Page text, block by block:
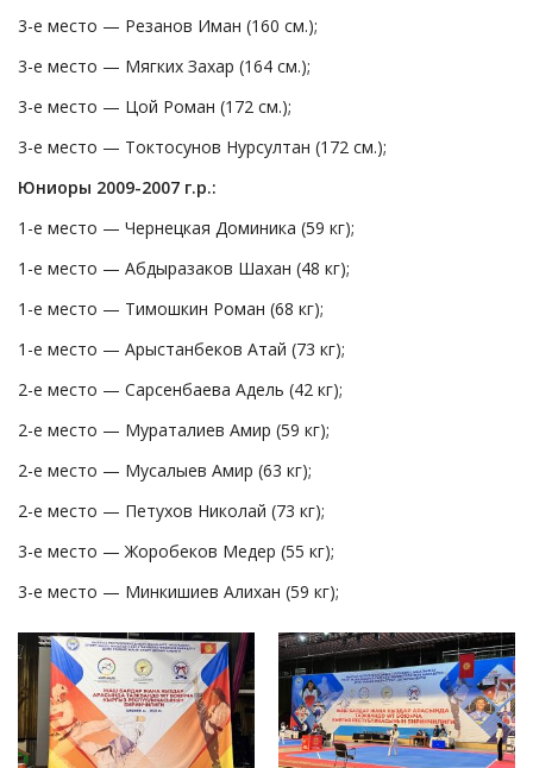
3-е место — Резанов Иман (160 см.);
3-е место — Мягких Захар (164 см.);
3-е место — Цой Роман (172 см.);
3-е место — Токтосунов Нурсултан (172 см.);
Юниоры 2009-2007 г.р.:
1-е место — Чернецкая Доминика (59 кг);
1-е место — Абдыразаков Шахан (48 кг);
1-е место — Тимошкин Роман (68 кг);
1-е место — Арыстанбеков Атай (73 кг);
2-е место — Сарсенбаева Адель (42 кг);
2-е место — Мураталиев Амир (59 кг);
2-е место — Мусалыев Амир (63 кг);
2-е место — Петухов Николай (73 кг);
3-е место — Жоробеков Медер (55 кг);
3-е место — Минкишиев Алихан (59 кг);